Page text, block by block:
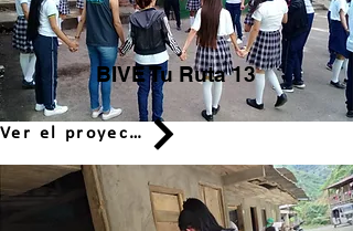
BIVE Tu Ruta 13
Ver el proyecto